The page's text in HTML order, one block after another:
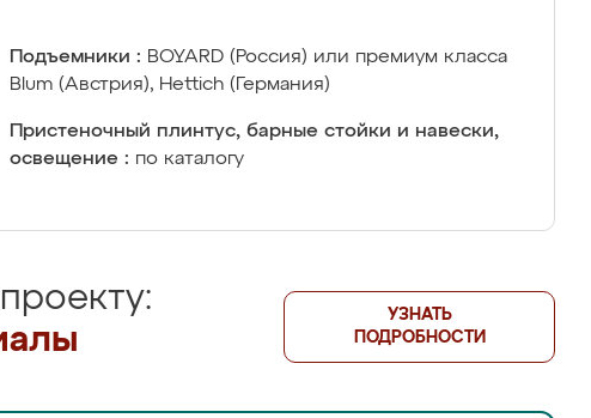
Подъемники : BOYARD (Россия) или премиум класса
Blum (Австрия), Hettich (Германия)
Пристеночный плинтус, барные стойки и навески,
освещение : по каталогу
УЗНАТЬ
ПОДРОБНОСТИ